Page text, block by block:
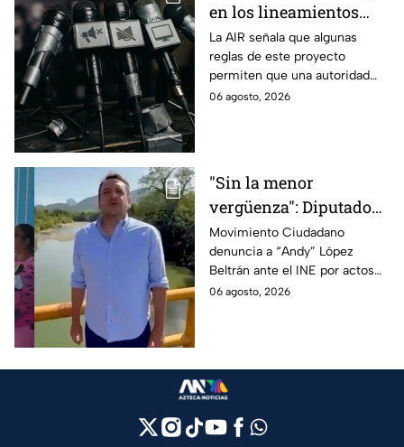
en los lineamientos
para proteger a las
audiencias
La AIR señala que algunas
reglas de este proyecto
permiten que una autoridad
gubernamental supervise,
06 agosto, 2026
"Sin la menor
vergüenza": Diputado
Juan Zavala denuncia
ante el INE a Andy
López Beltrán por
campaña anticipada en
Movimiento Ciudadano
denuncia a “Andy” López
Beltrán ante el INE por actos
anticipados de campaña en
06 agosto, 2026